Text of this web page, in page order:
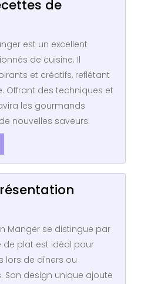
de
est un excellent
de cuisine. Il
et créatifs, reflétant
Offrant des techniques et
les gourmands
nouvelles saveurs.
Manger se distingue par
de plat est idéal pour
lors de dîners ou
Son design unique ajoute